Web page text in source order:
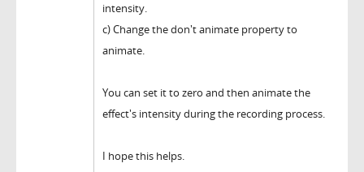
intensity.
c) Change the don't animate property to
animate.
You can set it to zero and then animate the
effect's intensity during the recording process.
I hope this helps.